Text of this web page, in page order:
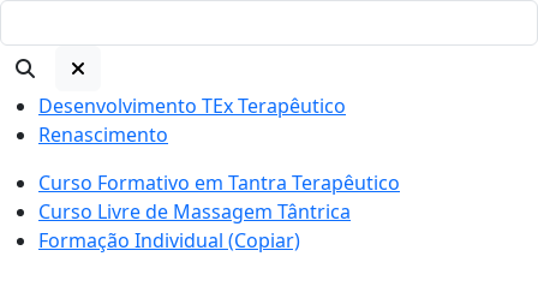
Desenvolvimento TEx Terapêutico
Renascimento
Curso Formativo em Tantra Terapêutico
Curso Livre de Massagem Tântrica
Formação Individual (Copiar)